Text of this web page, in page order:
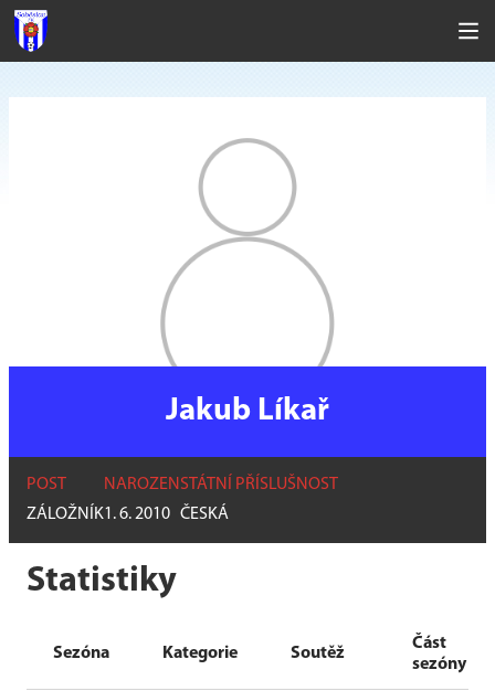
Jakub Líkař
POST
ZÁLOŽNÍK
NAROZEN
1. 6. 2010
STÁTNÍ PŘÍSLUŠNOST
ČESKÁ
Statistiky
Sezóna Kategorie Soutěž
Část
sezóny